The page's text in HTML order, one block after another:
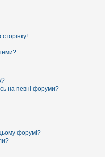
на певні форуми?
форумі?